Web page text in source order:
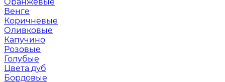
Венге
Коричневые
Оливковые
Капучино
Розовые
Голубые
Цвета дуб
Бордовые